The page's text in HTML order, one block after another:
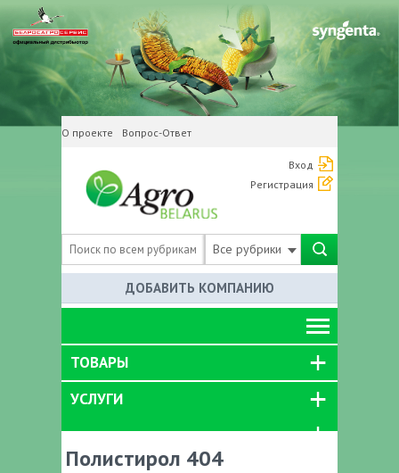
О проекте Вопрос-Ответ
Вход
Регистрация
Все рубрики
ДОБАВИТЬ КОМПАНИЮ
ТОВАРЫ
УСЛУГИ
Полистирол 404